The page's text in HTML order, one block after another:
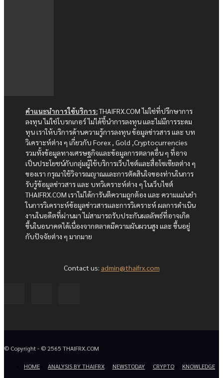
คำแนะนำการใช้บริการ:THAIFRX.COM ไม่ใช่ที่ปรึกษาการ
ลงทุน ไม่ใช่โบรกเกอร์ ไม่ได้ชี้นำการลงทุน และไม่มีการระดม
ทุน เราให้บริการด้านความรู้การลงทุน ข้อมูลข่าวสาร และ บท
วิเคราะห์ต่าง ๆ เกี่ยวกับ Forex , Gold ,Cryptocurrencies
รวมทั้งข้อมูลทางเศรษฐกิจและข้อมูลการตลาดอื่น ๆ ที่อาจ
เป็นประโยชน์กับกลุ่มผู้ใช้บริการเว็บไซต์และสื่อโซเซียลต่าง ๆ
ของเรา กรุณาใช้วิจารณญาณและการตัดสินใจของท่านในการ
รับรู้ข้อมูลข่าวสาร และ บทวิเคราะห์ต่าง ๆ ในเว็บไซต์
THAIFRX.COM เราไม่ได้การันตีความถูกต้อง และ ความแม่นยำ
ในการวิเคราะห์ข้อมูลข่าวสารและการวิเคราะห์ ผลการดำเนิน
งานในอดีตที่ผ่านมา ไม่สามารถรับประกันผลลัพธ์ที่อาจเกิด
ขึ้นในอนาคตได้เนื่องจากตลาดมีความผันผวนสูง และ ขึ้นอยู่
กับปัจจัยต่าง ๆ มากมาย
Contact us: admin@thaifrx.com
© Copyright - © 2565 THAIFRX.COM
HOME ANALYSIS BY THAIFRX NEWSTODAY CRYPTO KNOWLEDGE